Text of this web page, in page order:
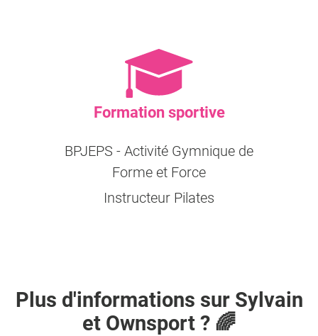
Formation sportive
BPJEPS - Activité Gymnique de
Forme et Force
Instructeur Pilates
Plus d'informations sur Sylvain
et Ownsport ? 🌈